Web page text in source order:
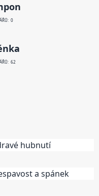
0
62
hubnutí
a spánek